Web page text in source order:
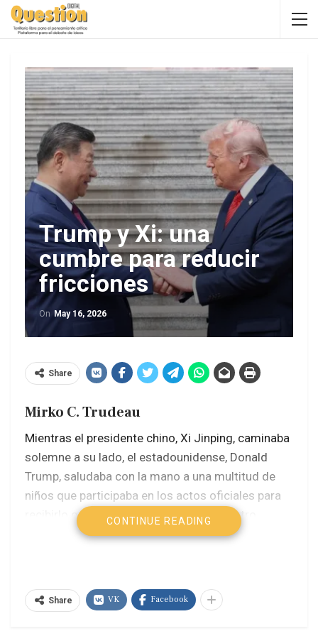
Trump y Xi: una
cumbre para reducir
fricciones
On May 16, 2026
Share
Mirko C. Trudeau
Mientras el presidente chino, Xi Jinping, caminaba
solemne a su lado, el estadounidense, Donald
Trump, saludaba con la mano a una multitud de
niños que participaba en los actos oficiales para
recibirlo con honores en Pekín. El encuentro
apuntó a reducir fricciones, tuvo a Irán presente
traspasar en relación con Taiwán.
CONTINUE READING
Share VK Facebook